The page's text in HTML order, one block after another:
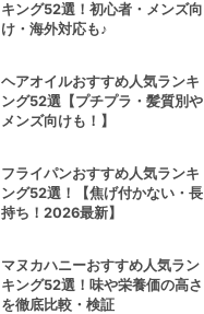
キング52選！初心者・メンズ向
け・海外対応も♪
ヘアオイルおすすめ人気ランキ
ング52選【プチプラ・髪質別や
メンズ向けも！】
フライパンおすすめ人気ランキ
ング52選！【焦げ付かない・長
持ち！2026最新】
マヌカハニーおすすめ人気ラン
キング52選！味や栄養価の高さ
を徹底比較・検証